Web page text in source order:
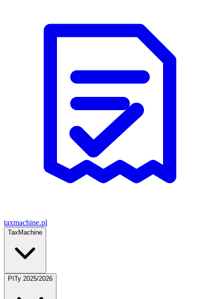
taxmachine.pl
TaxMachine
PITy 2025/2026